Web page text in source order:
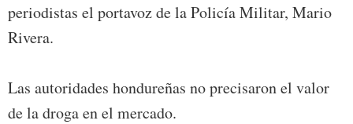
periodistas el portavoz de la Policía Militar, Mario
Rivera.
Las autoridades hondureñas no precisaron el valor
de la droga en el mercado.